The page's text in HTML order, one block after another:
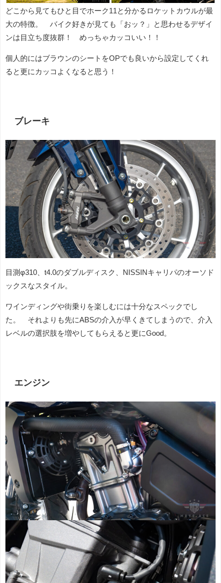
どこから見てもひと目でホーク11と分かるロケットカウルが最
大の特徴。 バイク好きが見ても「おッ？」と思わせるデザイ
ンは目立ち度抜群！ めっちゃカッコいい！！
個人的にはブラウンのシートをOPでも良いから設定してくれ
ると更にカッコよくなると思う！
ブレーキ
目測φ310、t4.0のダブルディスク、NISSINキャリパのオーソド
ックスなスタイル。
ワインディングや街乗りを楽しむには十分なスペックでし
た。 それよりも先にABSの介入が早くきてしまうので、介入
レベルの選択肢を増やしてもらえると更にGood。
エンジン